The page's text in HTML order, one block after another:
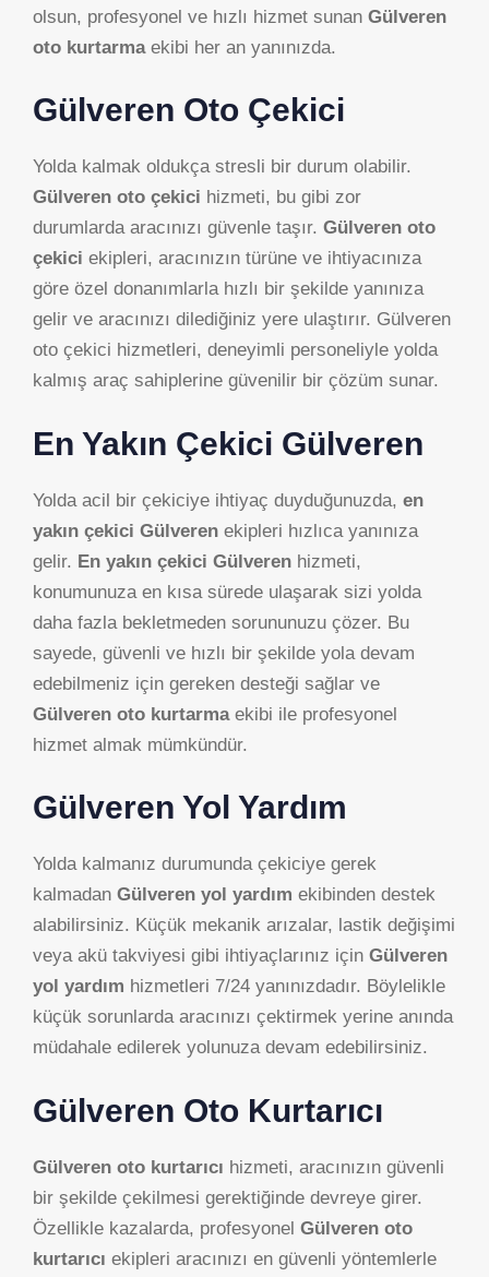
olsun, profesyonel ve hızlı hizmet sunan Gülveren
oto kurtarmaekibi her an yanınızda.
Gülveren Oto Çekici
Yolda kalmak oldukça stresli bir durum olabilir.
Gülveren oto çekici hizmeti, bu gibi zor
durumlarda aracınızı güvenle taşır. Gülveren oto
çekici ekipleri, aracınızın türüne ve ihtiyacınıza
göre özel donanımlarla hızlı bir şekilde yanınıza
gelir ve aracınızı dilediğiniz yere ulaştırır. Gülveren
oto çekici hizmetleri, deneyimli personeliyle yolda
kalmış araç sahiplerine güvenilir bir çözüm sunar.
En Yakın Çekici Gülveren
Yolda acil bir çekiciye ihtiyaç duyduğunuzda, en
yakın çekici Gülveren ekipleri hızlıca yanınıza
gelir. En yakın çekici Gülveren hizmeti,
konumunuza en kısa sürede ulaşarak sizi yolda
daha fazla bekletmeden sorununuzu çözer. Bu
sayede, güvenli ve hızlı bir şekilde yola devam
edebilmeniz için gereken desteği sağlar ve
Gülveren oto kurtarmaekibi ile profesyonel
hizmet almak mümkündür.
Gülveren Yol Yardım
Yolda kalmanız durumunda çekiciye gerek
kalmadan Gülveren yol yardım ekibinden destek
alabilirsiniz. Küçük mekanik arızalar, lastik değişimi
veya akü takviyesi gibi ihtiyaçlarınız için Gülveren
yol yardım hizmetleri 7/24 yanınızdadır. Böylelikle
küçük sorunlarda aracınızı çektirmek yerine anında
müdahale edilerek yolunuza devam edebilirsiniz.
Gülveren Oto Kurtarıcı
Gülveren oto kurtarıcı hizmeti, aracınızın güvenli
bir şekilde çekilmesi gerektiğinde devreye girer.
Özellikle kazalarda, profesyonel Gülveren oto
kurtarıcı ekipleri aracınızı en güvenli yöntemlerle